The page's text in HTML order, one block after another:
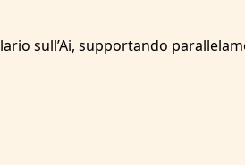
sull’Ai, supportando